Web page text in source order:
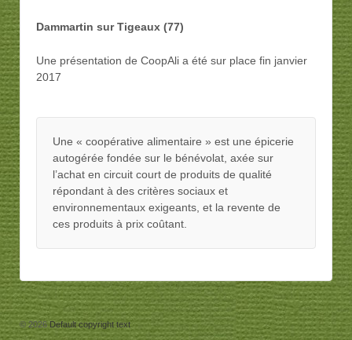
Dammartin sur Tigeaux (77)
Une présentation de CoopAli a été sur place fin janvier
2017
Une « coopérative alimentaire » est une épicerie
autogérée fondée sur le bénévolat, axée sur
l’achat en circuit court de produits de qualité
répondant à des critères sociaux et
environnementaux exigeants, et la revente de
ces produits à prix coûtant.
© 2026Default copyright text